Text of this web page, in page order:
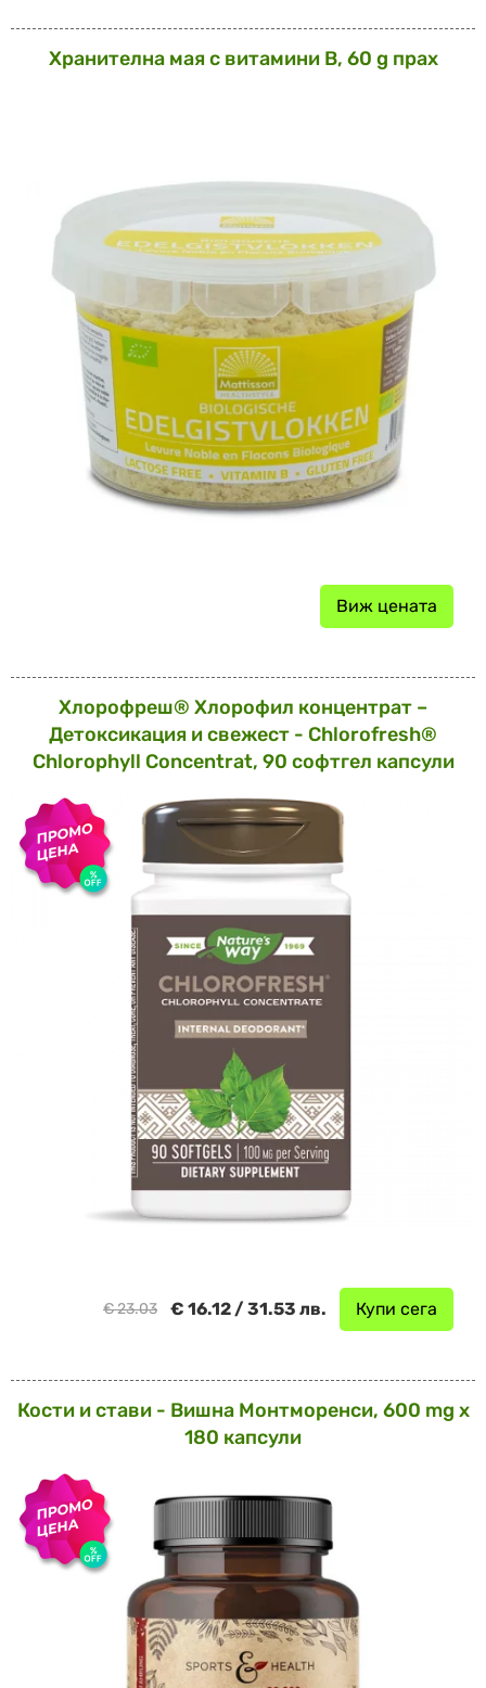
Хранителна мая с витамини В, 60 g прах
Виж цената
Хлорофреш® Хлорофил концентрат –
Детоксикация и свежест - Chlorofresh®
Chlorophyll Concentrat, 90 софтгел капсули
Купи сега
€ 16.12 / 31.53 лв.
€ 23.03
Кости и стави - Вишна Монтморенси, 600 mg х
180 капсули